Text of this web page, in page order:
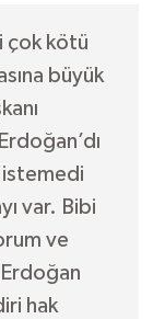
çok kötü
büyük
istemedi
var. Bibi
ve
hak